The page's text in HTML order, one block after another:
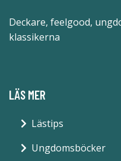
Deckare, feelgood,
klassikerna
LÄS MER
Lästips
Ungdomsböcker